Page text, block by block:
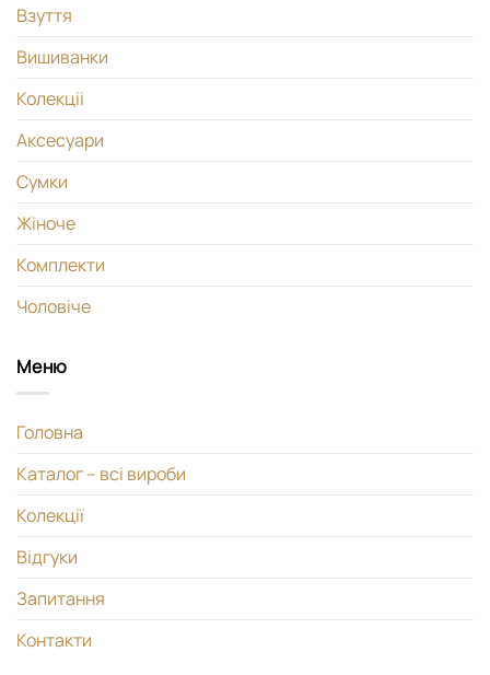
Взуття
Вишиванки
Колекціі
Аксесуари
Сумки
Жіноче
Комплекти
Чоловіче
Меню
Головна
Каталог – всі вироби
Колекції
Відгуки
Запитання
Контакти